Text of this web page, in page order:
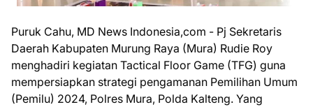
Puruk Cahu, MD News Indonesia,com - Pj Sekretaris
Daerah Kabupaten Murung Raya (Mura) Rudie Roy
menghadiri kegiatan Tactical Floor Game (TFG) guna
mempersiapkan strategi pengamanan Pemilihan Umum
(Pemilu) 2024, Polres Mura, Polda Kalteng. Yang